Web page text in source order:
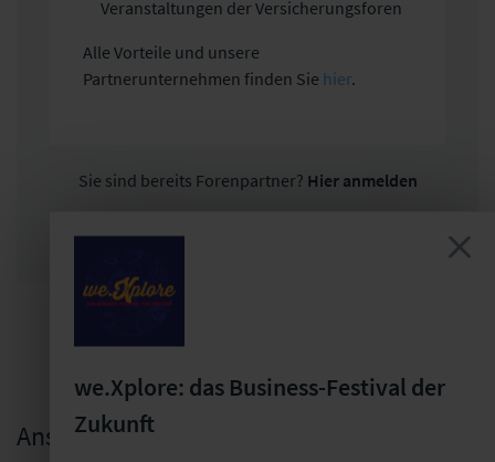
Veranstaltungen der Versicherungsforen
Alle Vorteile und unsere
Partnerunternehmen finden Sie hier.
Sie sind bereits Forenpartner? Hier anmelden
JETZT PARTNER WERDEN
Ansprechpartnerin
we.Xplore: das Business-Festival der
Zukunft